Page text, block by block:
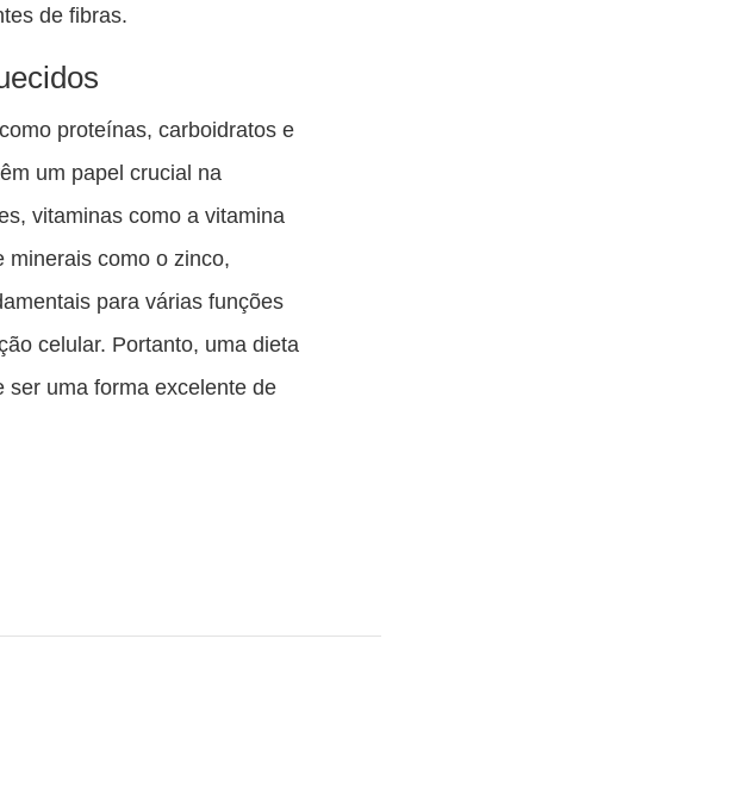
de fibras.
proteínas, carboidratos e
um papel crucial na
vitaminas como a vitamina
minerais como o zinco,
para várias funções
celular. Portanto, uma dieta
ser uma forma excelente de